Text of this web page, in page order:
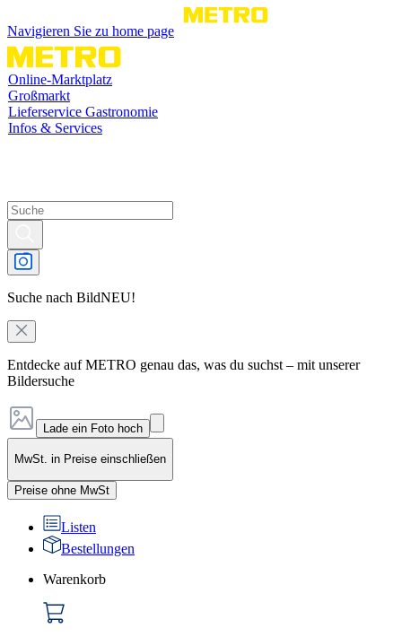
Navigieren Sie zu home page
Online-Marktplatz
Großmarkt
Lieferservice Gastronomie
Infos & Services
Suche nach BildNEU!
Entdecke auf METRO genau das, was du suchst – mit unserer
Bildersuche
Lade ein Foto hoch
MwSt. in Preise einschließen
Preise ohne MwSt
Listen
Bestellungen
Warenkorb